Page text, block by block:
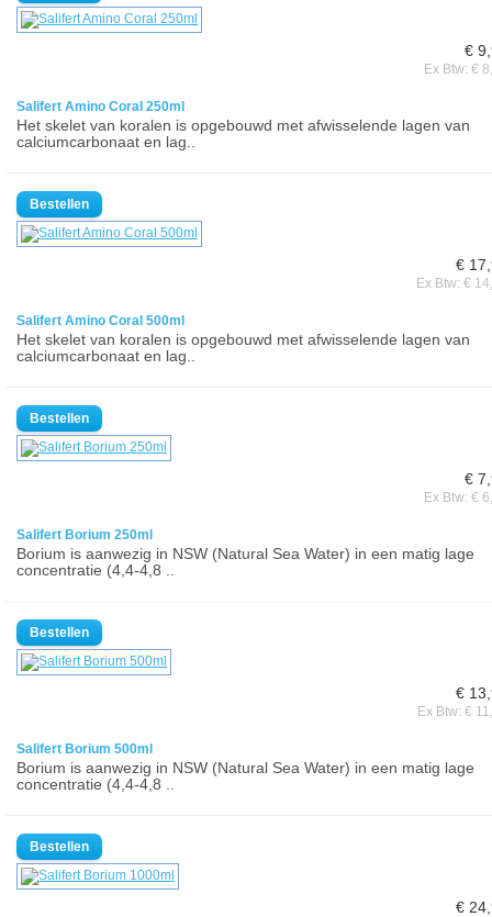
€
Ex Btw: €
Salifert Amino Coral 250ml
Het skelet van koralen is opgebouwd met afwisselende lagen van
calciumcarbonaat en lag..
€
Ex Btw: €
Salifert Amino Coral 500ml
Het skelet van koralen is opgebouwd met afwisselende lagen van
calciumcarbonaat en lag..
€
Ex Btw: €
Salifert Borium 250ml
Borium is aanwezig in NSW (Natural Sea Water) in een matig lage
concentratie (4,4-4,8 ..
€
Ex Btw: €
Salifert Borium 500ml
Borium is aanwezig in NSW (Natural Sea Water) in een matig lage
concentratie (4,4-4,8 ..
€